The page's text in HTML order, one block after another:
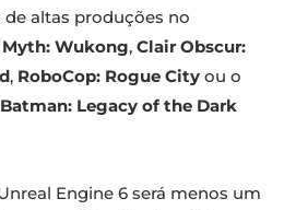
altas produções no
Wukong, Clair Obscur:
, RoboCop: Rogue City ou o
Batman: Legacy of the Dark
Engine 6 será menos um